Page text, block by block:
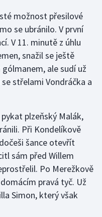
možnost přesilové
se ubránilo. V první
V 11. minutě z úhlu
snažil se ještě
ale sudí už
střelami Vondráčka a
plzeňský Malák,
Při Kondelíkově
šance otevřít
sám před Willem
Po Merežkově
pravá tyč. Už
Simon, který však